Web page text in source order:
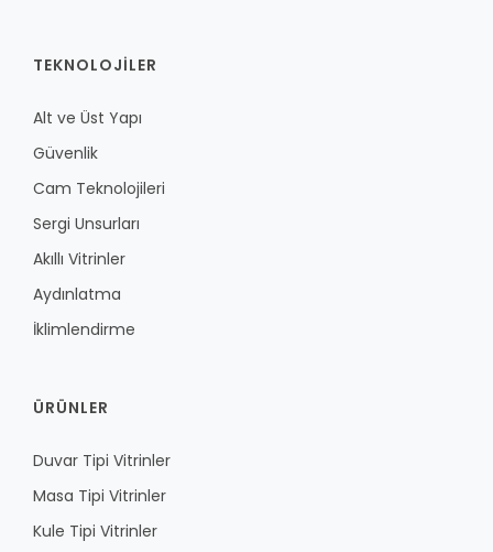
TEKNOLOJILER
Alt ve Üst Yapı
Güvenlik
Cam Teknolojileri
Sergi Unsurları
Akıllı Vitrinler
Aydınlatma
İklimlendirme
ÜRÜNLER
Duvar Tipi Vitrinler
Masa Tipi Vitrinler
Kule Tipi Vitrinler